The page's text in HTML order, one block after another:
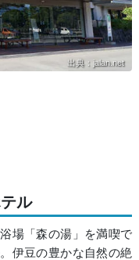
出典：jalan.net
ル
場「森の湯」を満喫で
伊豆の豊かな自然の絶